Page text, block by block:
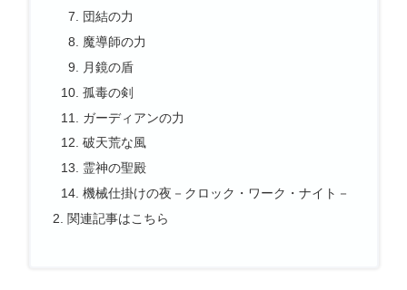
団結の力
魔導師の力
月鏡の盾
孤毒の剣
ガーディアンの力
破天荒な風
霊神の聖殿
機械仕掛けの夜－クロック・ワーク・ナイト－
関連記事はこちら